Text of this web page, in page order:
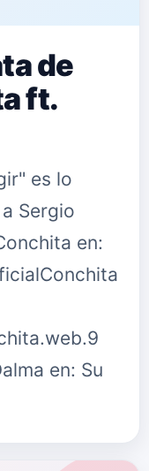
de
ft.
es lo
Sergio
en:
en: Su